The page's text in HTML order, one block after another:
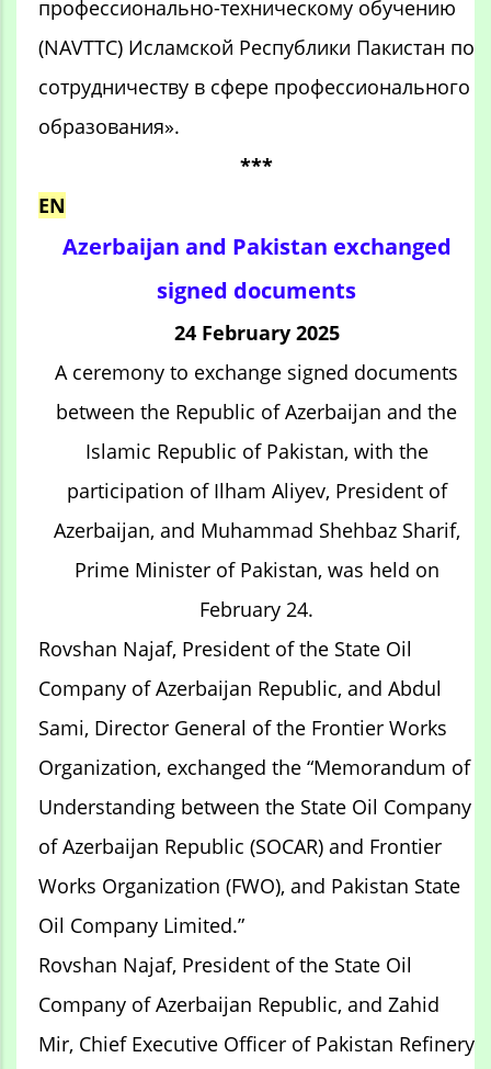
профессионально-техническому обучению
(NAVTTC) Исламской Республики Пакистан по
сотрудничеству в сфере профессионального
образования».
***
EN
Azerbaijan and Pakistan exchanged
signed documents
24 February 2025
A ceremony to exchange signed documents
between the Republic of Azerbaijan and the
Islamic Republic of Pakistan, with the
participation of Ilham Aliyev, President of
Azerbaijan, and Muhammad Shehbaz Sharif,
Prime Minister of Pakistan, was held on
February 24.
Rovshan Najaf, President of the State Oil
Company of Azerbaijan Republic, and Abdul
Sami, Director General of the Frontier Works
Organization, exchanged the “Memorandum of
Understanding between the State Oil Company
of Azerbaijan Republic (SOCAR) and Frontier
Works Organization (FWO), and Pakistan State
Oil Company Limited.”
Rovshan Najaf, President of the State Oil
Company of Azerbaijan Republic, and Zahid
Mir, Chief Executive Officer of Pakistan Refinery